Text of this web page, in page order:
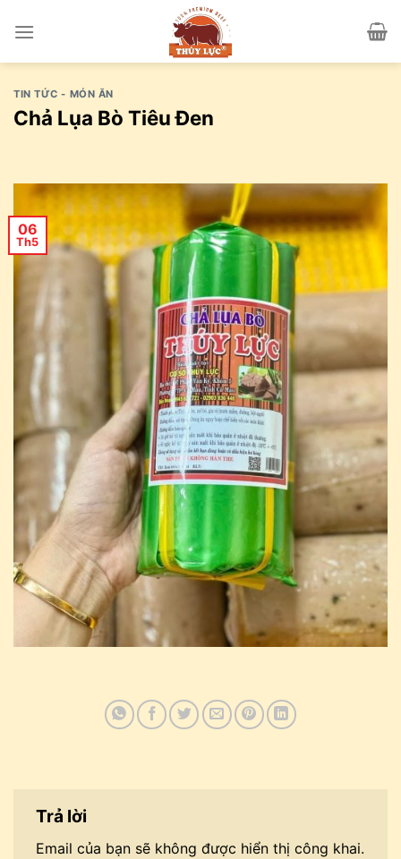
TIN TỨC - MÓN ĂN
Chả Lụa Bò Tiêu Đen
06
Th5
Trả lời
Email của bạn sẽ không được hiển thị công khai.